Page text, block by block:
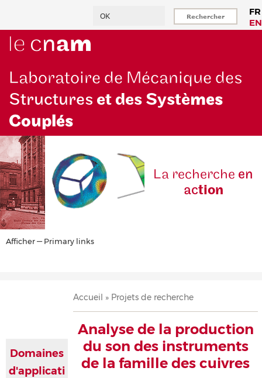
principal
FR
EN
Laboratoire de Mécanique des
Structures et des Systèmes
Couplés
La recherche en
action
Primary
Afficher — Primary links
Fil
d'Ariane
Accueil Projets de recherche
Analyse de la production
du son des instruments
de la famille des cuivres
Domaines
d'applicati